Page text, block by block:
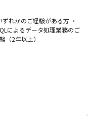
れかのご経験がある方 ・
によるデータ処理業務のご
（2年以上）